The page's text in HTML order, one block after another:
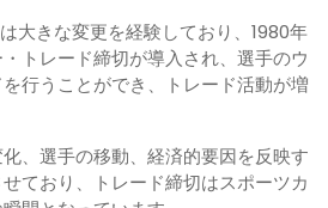
大きな変更を経験しており、1980年
トレード締切が導入され、選手のウ
行うことができ、トレード活動が増
、選手の移動、経済的要因を反映す
ており、トレード締切はスポーツカ